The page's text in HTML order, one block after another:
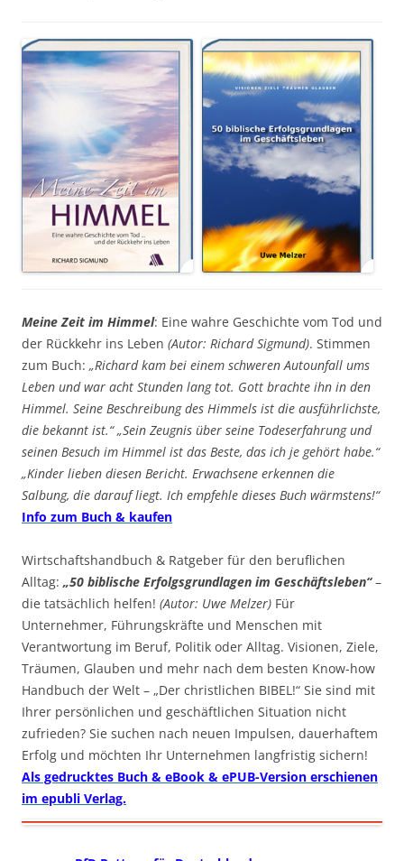
Meine Zeit im Himmel: Eine wahre Geschichte vom Tod und
der Rückkehr ins Leben (Autor: Richard Sigmund). Stimmen
zum Buch: „Richard kam bei einem schweren Autounfall ums
Leben und war acht Stunden lang tot. Gott brachte ihn in den
Himmel. Seine Beschreibung des Himmels ist die ausführlichste,
die bekannt ist.“ „Sein Zeugnis über seine Todeserfahrung und
seinen Besuch im Himmel ist das Beste, das ich je gehört habe.“
„Kinder lieben diesen Bericht. Erwachsene erkennen die
Salbung, die darauf liegt. Ich empfehle dieses Buch wärmstens!“
Info zum Buch & kaufen
Wirtschaftshandbuch & Ratgeber für den beruflichen
Alltag: „50 biblische Erfolgsgrundlagen im Geschäftsleben“–
die tatsächlich helfen! (Autor: Uwe Melzer) Für
Unternehmer, Führungskräfte und Menschen mit
Verantwortung im Beruf, Politik oder Alltag. Visionen, Ziele,
Träumen, Glauben und mehr nach dem besten Know-how
Handbuch der Welt – „Der christlichen BIBEL!“ Sie sind mit
Ihrer persönlichen und geschäftlichen Situation nicht
zufrieden? Sie suchen nach neuen Impulsen, dauerhaftem
Erfolg und möchten Ihr Unternehmen langfristig sichern!
Als gedrucktes Buch & eBook & ePUB-Version erschienen
im epubli Verlag.